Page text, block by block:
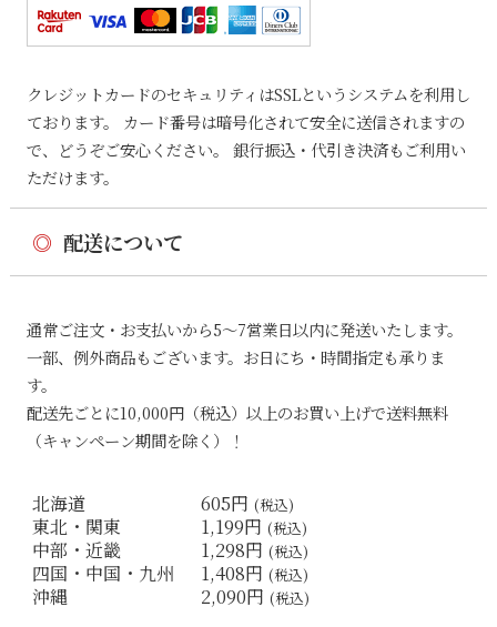
クレジットカードのセキュリティはSSLというシステムを利用し
ております。 カード番号は暗号化されて安全に送信されますの
で、どうぞご安心ください。 銀行振込・代引き決済もご利用い
ただけます。
◎ 配送について
通常ご注文・お支払いから5〜7営業日以内に発送いたします。
一部、例外商品もございます。お日にち・時間指定も承りま
す。
配送先ごとに10,000円（税込）以上のお買い上げで送料無料
（キャンペーン期間を除く）！
北海道 605円 (税込)
東北・関東 1,199円 (税込)
中部・近畿 1,298円 (税込)
四国・中国・九州 1,408円 (税込)
沖縄 2,090円 (税込)